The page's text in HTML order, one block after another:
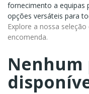
fornecimento a equipas
opções versáteis para
Explore a nossa
encomenda.